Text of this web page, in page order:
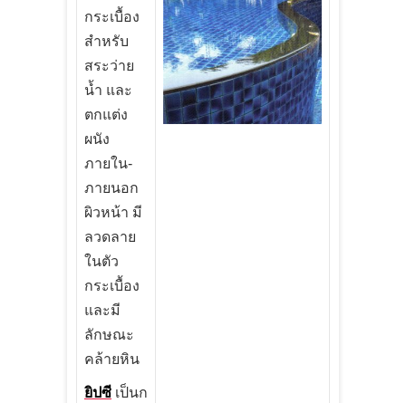
กระเบื้อง
สำหรับ
สระว่าย
น้ำ และ
ตกแต่ง
ผนัง
ภายใน-
ภายนอก
ผิวหน้า มี
ลวดลาย
ในตัว
กระเบื้อง
และมี
ลักษณะ
คล้ายหิน
ยิปซี เป็นก